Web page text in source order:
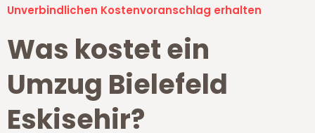
Unverbindlichen Kostenvoranschlag erhalten
Was kostet ein
Umzug Bielefeld
Eskisehir?